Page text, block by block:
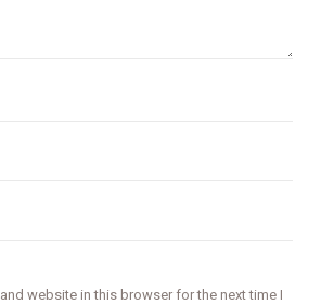
website in this browser for the next time I